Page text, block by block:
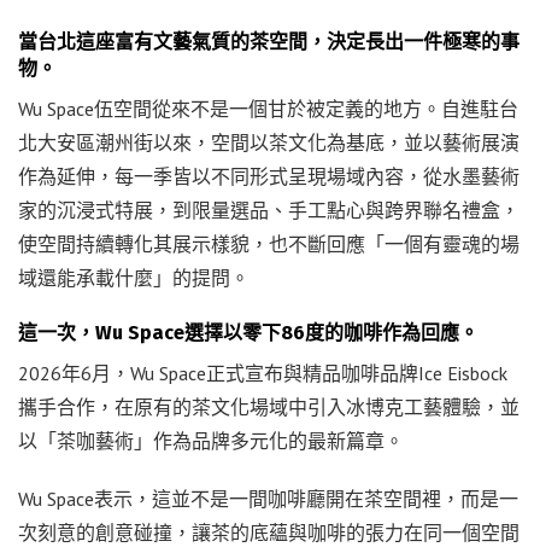
當台北這座富有文藝氣質的茶空間，決定長出一件極寒的事
物。
Wu Space伍空間從來不是一個甘於被定義的地方。自進駐台
北大安區潮州街以來，空間以茶文化為基底，並以藝術展演
作為延伸，每一季皆以不同形式呈現場域內容，從水墨藝術
家的沉浸式特展，到限量選品、手工點心與跨界聯名禮盒，
使空間持續轉化其展示樣貌，也不斷回應「一個有靈魂的場
域還能承載什麼」的提問。
這一次，Wu Space選擇以零下86度的咖啡作為回應。
2026年6月，Wu Space正式宣布與精品咖啡品牌Ice Eisbock
攜手合作，在原有的茶文化場域中引入冰博克工藝體驗，並
以「茶咖藝術」作為品牌多元化的最新篇章。
Wu Space表示，這並不是一間咖啡廳開在茶空間裡，而是一
次刻意的創意碰撞，讓茶的底蘊與咖啡的張力在同一個空間